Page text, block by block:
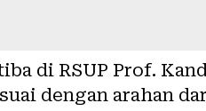
di RSUP Prof.
dengan arahan